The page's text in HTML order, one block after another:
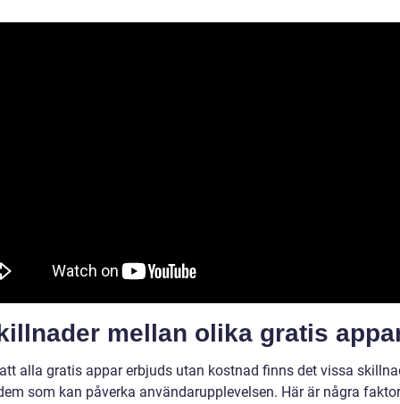
mellan olika gratis
alla gratis appar erbjuds utan kostnad finns det vissa
som kan påverka användarupplevelsen. Här är några